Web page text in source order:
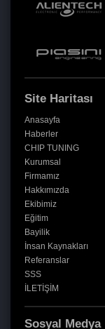
Site Haritası
Anasayfa
Haberler
CHIP TUNING
Kurumsal
Firmamız
Hakkımızda
Ekibimiz
Eğitim
Bayilik
İnsan Kaynakları
Referanslar
SSS
İLETİŞİM
Sosyal Medya